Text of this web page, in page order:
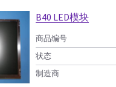
B40 LED模块
商品编号
状态
制造商